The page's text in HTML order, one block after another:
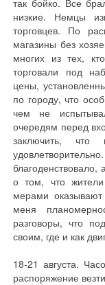
так бойко. Все
низкие. Немцы
торговцев. По
магазины без
многих из тех,
торговали под
цены,
по городу, что
чем не
очередям перед
заключить,
благоденствовало,
о том, что
мерами
меня
разговоры, что
своим, где и как
18-21 августа.
распоряжение